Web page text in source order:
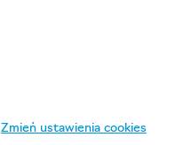
Zmień ustawienia cookies